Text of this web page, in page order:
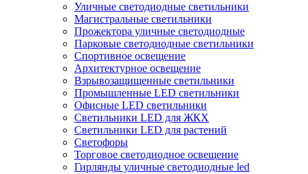
Уличные светодиодные светильники
Магистральные светильники
Прожектора уличные светодиодные
Парковые светодиодные светильники
Спортивное освещение
Архитектурное освещение
Взрывозащищенные светильники
Промышленные LED светильники
Офисные LED светильники
Cветильники LED для ЖКХ
Светильники LED для растений
Светофоры
Торговое светодиодное освещение
Гирлянды уличные светодиодные led